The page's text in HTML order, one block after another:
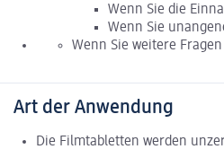
Wenn Sie die
Wenn Sie
Wenn Sie weitere
Art der Anwendung
Die Filmtabletten werden